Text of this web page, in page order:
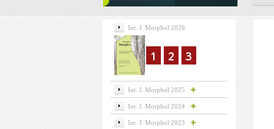
Int. J. Morphol 2026
1 2 3
Int. J. Morphol 2025
Int. J. Morphol 2024
Int. J. Morphol 2023